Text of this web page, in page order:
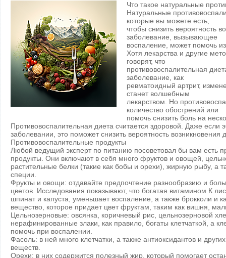
Что такое натуральные
Натуральные
которые вы можете есть,
чтобы снизить вероятность
заболевание, вызывающее
воспаление, может помочь
Хотя лекарства и другие
говорят, что
противовоспалительная
заболевание, как
ревматоидный артрит,
станет волшебным
лекарством. Но
количество обострений или
помочь снизить боль на
Противовоспалительная диета считается здоровой. Даже
заболевании, это поможет снизить вероятность возникновения
Противовоспалительные продукты
Любой ведущий эксперт по питанию посоветовал бы вам есть
продукты. Они включают в себя много фруктов и овощей,
растительные белки (такие как бобы и орехи), жирную рыбу, а
специи.
Фрукты и овощи: отдавайте предпочтение разнообразию и
цветов. Исследования показывают, что богатая витамином К
шпинат и капуста, уменьшает воспаление, а также брокколи и
вещество, которое придает цвет фруктам, таким как вишня,
Цельнозерновые: овсянка, коричневый рис, цельнозерновой
нерафинированные злаки, как правило, богаты клетчаткой, а
помочь при воспалении.
Фасоль: в ней много клетчатки, а также антиоксидантов и
веществ.
Орехи: в них содержится полезный жир, который помогает